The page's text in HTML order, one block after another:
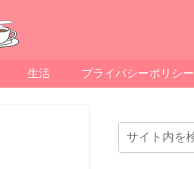
生活 プライバシーポリシー